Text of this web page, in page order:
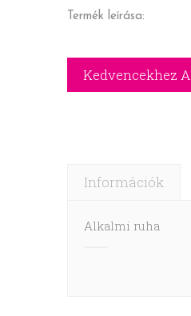
Termék leírása:
Információk
Alkalmi ruha